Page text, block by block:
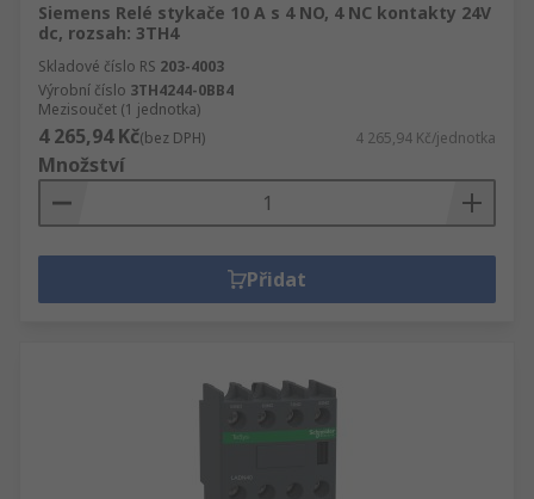
Siemens Relé stykače 10 A s 4 NO, 4 NC kontakty 24V
dc, rozsah: 3TH4
Skladové číslo RS 203-4003
Výrobní číslo 3TH4244-0BB4
Mezisoučet (1 jednotka)
4 265,94 Kč(bez DPH) 4 265,94 Kč/jednotka
Množství
Přidat